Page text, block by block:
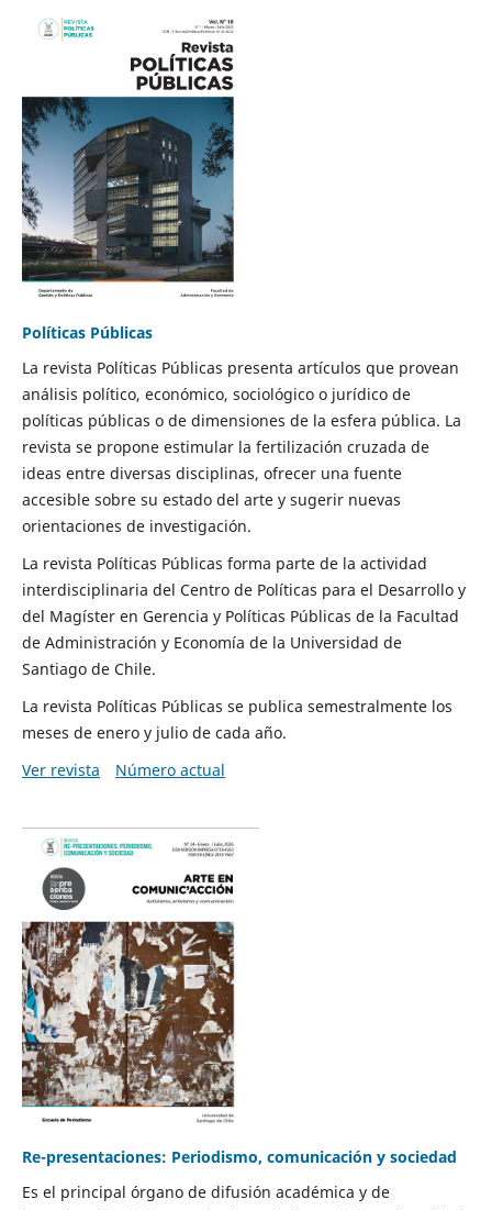
Políticas Públicas
La revista Políticas Públicas presenta artículos que provean
análisis político, económico, sociológico o jurídico de
políticas públicas o de dimensiones de la esfera pública. La
revista se propone estimular la fertilización cruzada de
ideas entre diversas disciplinas, ofrecer una fuente
accesible sobre su estado del arte y sugerir nuevas
orientaciones de investigación.
La revista Políticas Públicas forma parte de la actividad
interdisciplinaria del Centro de Políticas para el Desarrollo y
del Magíster en Gerencia y Políticas Públicas de la Facultad
de Administración y Economía de la Universidad de
Santiago de Chile.
La revista Políticas Públicas se publica semestralmente los
meses de enero y julio de cada año.
Ver revista
Número actual
Re-presentaciones: Periodismo, comunicación y sociedad
Es el principal órgano de difusión académica y de